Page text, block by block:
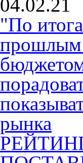
04.02.21
"По
прошлым
рынка